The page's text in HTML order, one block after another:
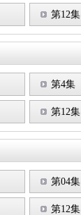
第12集
第4集
第12集
第04集
第12集